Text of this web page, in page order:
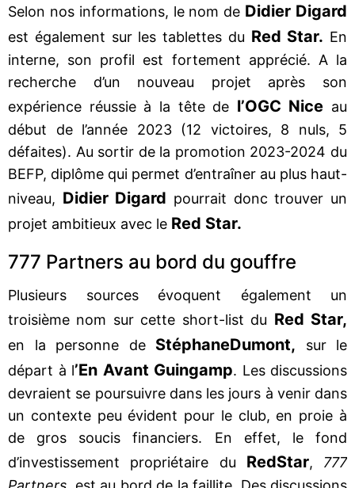
Selon nos informations, le nom de Didier Digard
est également sur les tablettes du Red Star. En
interne, son profil est fortement apprécié. A la
recherche d’un nouveau projet après son
expérience réussie à la tête de l’OGC Nice au
début de l’année 2023 (12 victoires, 8 nuls, 5
défaites). Au sortir de la promotion 2023-2024 du
BEFP, diplôme qui permet d’entraîner au plus haut-
niveau, Didier Digard pourrait donc trouver un
projet ambitieux avec le Red Star.
777 Partners au bord du gouffre
Plusieurs sources évoquent également un
troisième nom sur cette short-list du Red Star,
en la personne de StéphaneDumont, sur le
départ à l’En Avant Guingamp. Les discussions
devraient se poursuivre dans les jours à venir dans
un contexte peu évident pour le club, en proie à
de gros soucis financiers. En effet, le fond
d’investissement propriétaire du RedStar, 777